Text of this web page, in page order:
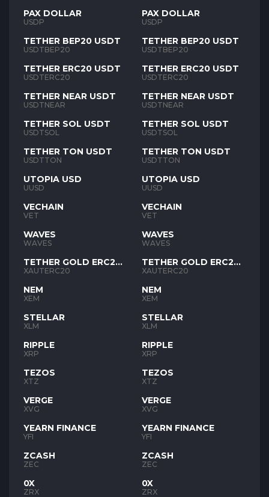
PAX DOLLAR
USDP
TETHER BEP20 USDT
USDTBEP20
TETHER ERC20 USDT
USDTERC20
TETHER NEAR USDT
USDTNEAR
TETHER SOL USDT
USDTSOL
TETHER TON USDT
USDTTON
UTOPIA USD
UUSD
VECHAIN
VET
WAVES
WAVES
TETHER GOLD ERC20
XAUT
XAUTERC20
NEM
XEM
STELLAR
XLM
RIPPLE
XRP
TEZOS
XTZ
VERGE
XVG
YEARN FINANCE
YFI
ZCASH
ZEC
0X
ZRX
PAX DOLLAR
USDP
TETHER BEP20 USDT
USDTBEP20
TETHER ERC20 USDT
USDTERC20
TETHER NEAR USDT
USDTNEAR
TETHER SOL USDT
USDTSOL
TETHER TON USDT
USDTTON
UTOPIA USD
UUSD
VECHAIN
VET
WAVES
WAVES
TETHER GOLD ERC20
XAUT
XAUTERC20
NEM
XEM
STELLAR
XLM
RIPPLE
XRP
TEZOS
XTZ
VERGE
XVG
YEARN FINANCE
YFI
ZCASH
ZEC
0X
ZRX